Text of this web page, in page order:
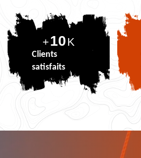
+10K
Clients
satisfaits